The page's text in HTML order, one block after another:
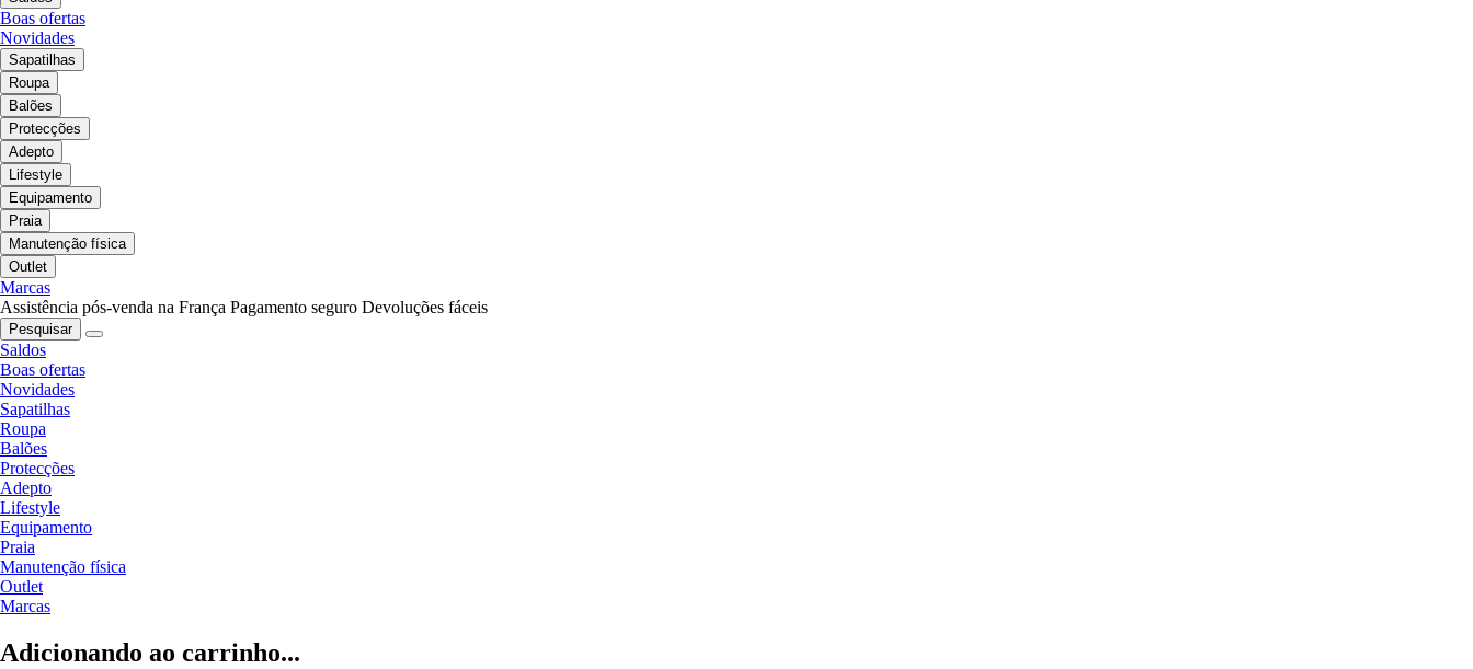
Boas ofertas
Novidades
Sapatilhas
Roupa
Balões
Protecções
Adepto
Lifestyle
Equipamento
Praia
Manutenção física
Outlet
Marcas
Assistência pós-venda na França Pagamento seguro Devoluções fáceis
Pesquisar
Saldos
Boas ofertas
Novidades
Sapatilhas
Roupa
Balões
Protecções
Adepto
Lifestyle
Equipamento
Praia
Manutenção física
Outlet
Marcas
Adicionando ao carrinho...